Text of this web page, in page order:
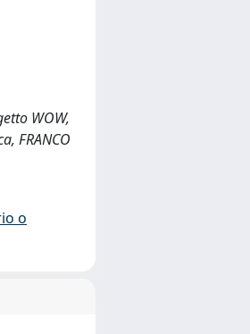
WOW,
FRANCO
o